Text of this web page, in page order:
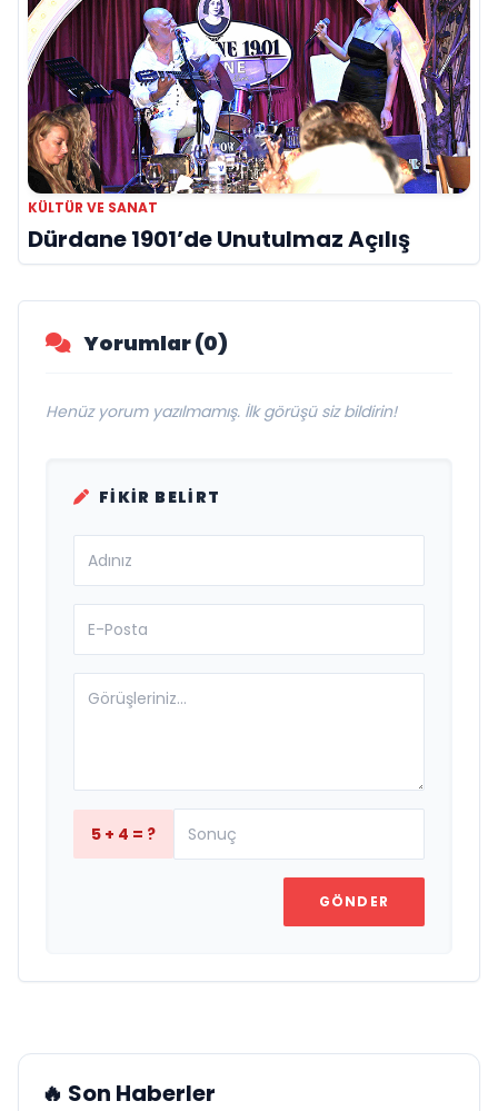
KÜLTÜR VE SANAT
Dürdane 1901’de Unutulmaz Açılış
Yorumlar (0)
Henüz yorum yazılmamış. İlk görüşü siz bildirin!
FIKIR BELIRT
5 + 4 = ?
GÖNDER
🔥 Son Haberler